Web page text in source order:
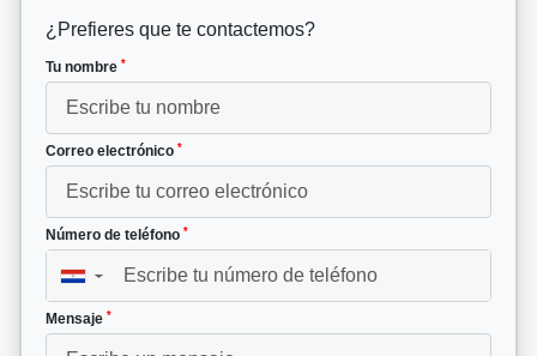
¿Prefieres que te contactemos?
Tu nombre *
Correo electrónico *
Número de teléfono *
▼
Mensaje *